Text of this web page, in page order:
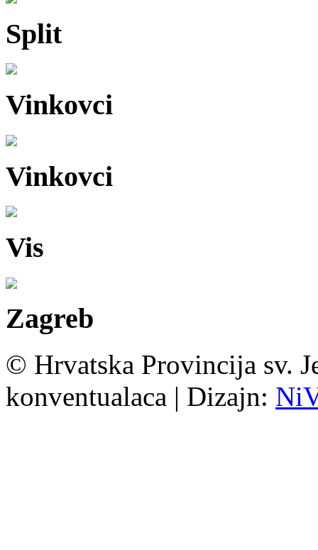
Split
Vinkovci
Vinkovci
Vis
Zagreb
© Hrvatska Provincija sv.
konventualaca | Dizajn: